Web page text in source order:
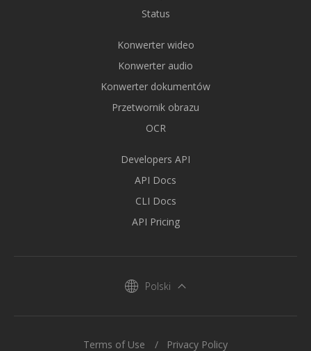
Status
Konwerter wideo
Konwerter audio
Konwerter dokumentów
Przetwornik obrazu
OCR
Developers API
API Docs
CLI Docs
API Pricing
Polski
Terms of Use Privacy Policy